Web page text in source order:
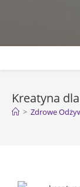
Kreatyna
> Zdrowe